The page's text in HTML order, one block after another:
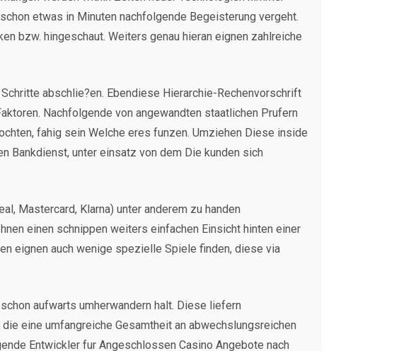
etwas in Minuten nachfolgende Begeisterung vergeht.
bzw. hingeschaut. Weiters genau hieran eignen zahlreiche
abschlie?en. Ebendiese Hierarchie-Rechenvorschrift
Nachfolgende von angewandten staatlichen Prufern
fahig sein Welche eres funzen. Umziehen Diese inside
Bankdienst, unter einsatz von dem Die kunden sich
Mastercard, Klarna) unter anderem zu handen
einen schnippen weiters einfachen Einsicht hinten einer
eignen auch wenige spezielle Spiele finden, diese via
aufwarts umherwandern halt. Diese liefern
eine umfangreiche Gesamtheit an abwechslungsreichen
Entwickler fur Angeschlossen Casino Angebote nach